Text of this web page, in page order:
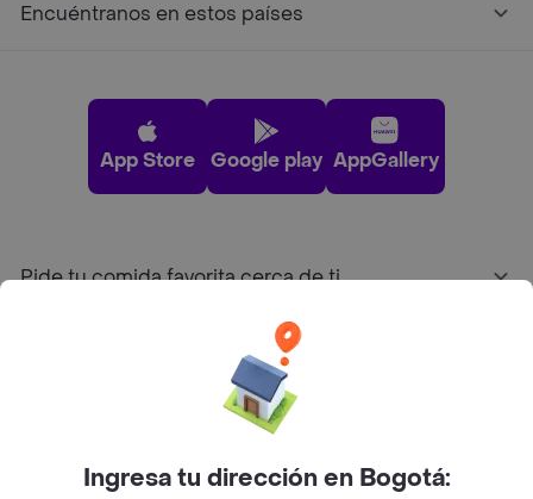
Encuéntranos en estos países
App Store Google play AppGallery
Pide tu comida favorita cerca de ti
Ingresa tu dirección en Bogotá: